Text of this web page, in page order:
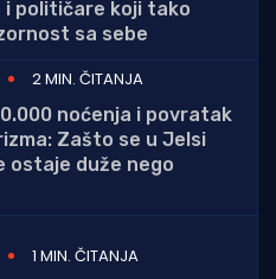
političare koji tako
sa sebe
2 MIN. ČITANJA
noćenja i povratak
Zašto se u Jelsi
ostaje duže nego
1 MIN. ČITANJA